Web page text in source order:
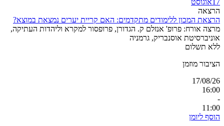
הרצאה
הרצאת המכון ללימודים מתקדמים: האם קריית יערים נמצאת במוצא?
מרצה אורח: פרופ' אנזלם ק. הגדורן, פרופסור למקרא וליהדות העתיקה,
אוניברסיטת אוסנבריק, גרמניה
ללא תשלום
הציבור מוזמן
17/08/26
16:00
-
11:00
הוסף ליומן